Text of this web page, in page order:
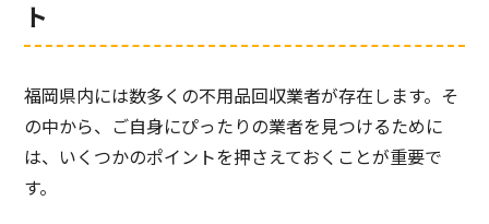
ト
福岡県内には数多くの不用品回収業者が存在します。そ
の中から、ご自身にぴったりの業者を見つけるために
は、いくつかのポイントを押さえておくことが重要で
す。